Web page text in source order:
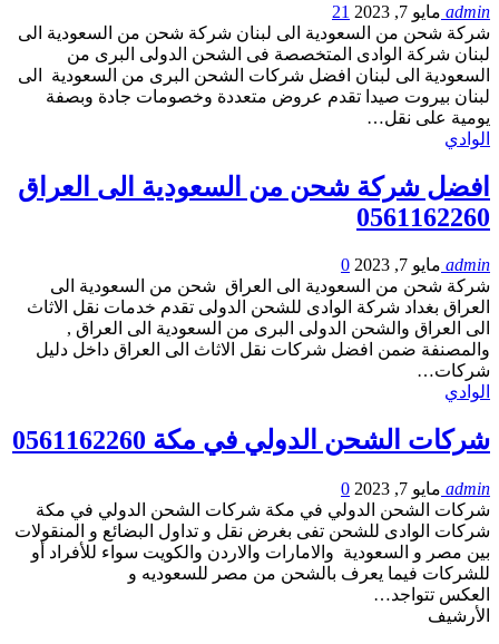
admin مايو 7, 2023
21
شركة شحن من السعودية الى لبنان شركة شحن من السعودية الى
لبنان شركة الوادى المتخصصة فى الشحن الدولى البرى من
السعودية الى لبنان افضل شركات الشحن البرى من السعودية الى
لبنان بيروت صيدا تقدم عروض متعددة وخصومات جادة وبصفة
يومية على نقل…
الوادي
افضل شركة شحن من السعودية الى العراق
0561162260
admin مايو 7, 2023
0
شركة شحن من السعودية الى العراق شحن من السعودية الى
العراق بغداد شركة الوادى للشحن الدولى تقدم خدمات نقل الاثاث
الى العراق والشحن الدولى البرى من السعودية الى العراق ,
والمصنفة ضمن افضل شركات نقل الاثاث الى العراق داخل دليل
شركات…
الوادي
شركات الشحن الدولي في مكة 0561162260
admin مايو 7, 2023
0
شركات الشحن الدولي في مكة شركات الشحن الدولي في مكة
شركات الوادى للشحن تفى بغرض نقل و تداول البضائع و المنقولات
بين مصر و السعودية والامارات والاردن والكويت سواء للأفراد أو
للشركات فيما يعرف بالشحن من مصر للسعوديه و
العكس تتواجد…
الأرشيف